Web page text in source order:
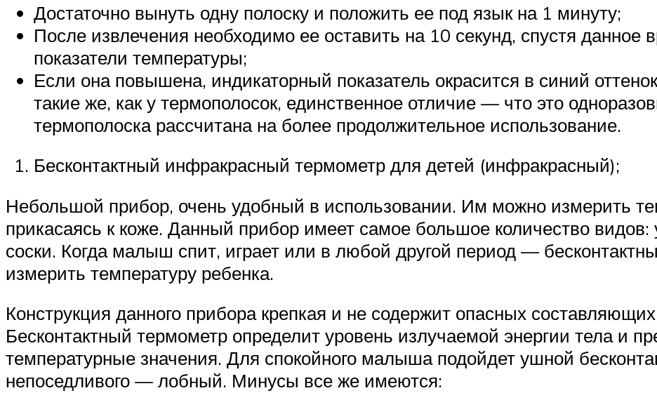
Достаточно вынуть одну полоску и положить ее под язык на 1 минуту;
После извлечения необходимо ее оставить на 10 секунд, спустя данное
показатели температуры;
Если она повышена, индикаторный показатель окрасится в синий
такие же, как у термополосок, единственное отличие — что это
термополоска рассчитана на более продолжительное использование.
Бесконтактный инфракрасный термометр для детей (инфракрасный);
Небольшой прибор, очень удобный в использовании. Им можно измерить
прикасаясь к коже. Данный прибор имеет самое большое количество
соски. Когда малыш спит, играет или в любой другой период —
измерить температуру ребенка.
Конструкция данного прибора крепкая и не содержит опасных составляющих,
Бесконтактный термометр определит уровень излучаемой энергии тела и
температурные значения. Для спокойного малыша подойдет ушной
непоседливого — лобный. Минусы все же имеются: